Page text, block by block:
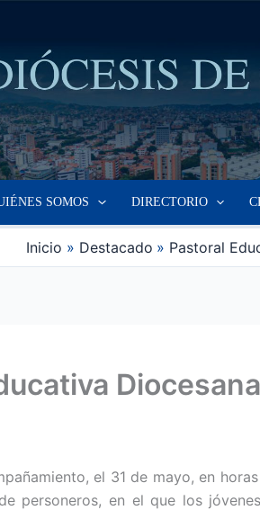
SOMOS DIRECTORIO
Inicio Destacado Pastoral
el 31 de mayo, en
personeros, en el que los